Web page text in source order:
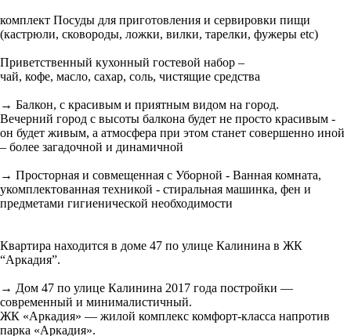
комплект Посуды для приготовления и сервировки пищи
(кастрюли, сковороды, ложки, вилки, тарелки, фужеры etc)
Приветственный кухонный гостевой набор –
чай, кофе, масло, сахар, соль, чистящие средства
→ Балкон, с красивым и приятным видом на город.
Вечерний город с высоты балкона будет не просто красивым -
он будет живым, а атмосфера при этом станет совершенно иной
– более загадочной и динамичной
→ Просторная и совмещенная с Уборной - Ванная комната,
укомплектованная техникой - стиральная машинка, фен и
предметами гигиенической необходимости
Квартира находится в доме 47 по улице Калинина в ЖК
“Аркадия”.
→ Дом 47 по улице Калинина 2017 года постройки —
современный и минималистичный.
ЖК «Аркадия» — жилой комплекс комфорт-класса напротив
парка «Аркадия».